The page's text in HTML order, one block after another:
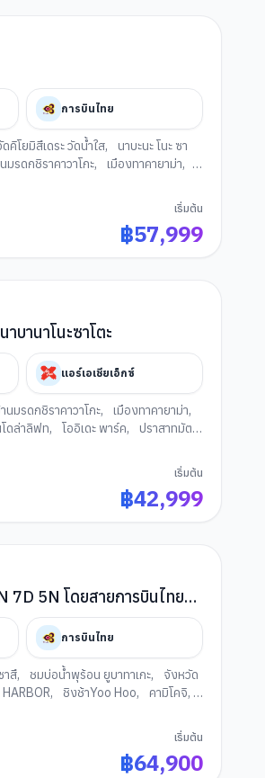
การบินไทย
ดคิโยมิสึเดระ วัดน้ำใส,
นาบะนะ โนะ ซา
มรดกชิราคาวาโกะ, เมืองทาคายาม่า,
จุดชมซากุระ สวนไมซุรุ
ช้อปปิ้งชินจู
เริ่มต้น
฿57,999
บานาโนะซาโตะ
แอร์เอเชียเอ็กซ์
นมรดกชิราคาวาโกะ, เมืองทาคายาม่า,
โดล่าลิฟท, โออิเดะ พาร์ค,
ปราสาทมัตสึ
เริ่มต้น
฿42,999
7D 5N โดยสายการบินไทย
การบินไทย
าสึ, ชมบ่อน้ำพุร้อน ยูบาทาเกะ,
จังหวัด
, ชิงช้าYoo Hoo, คามิโคจิ,
ถนนชา
ช้อป
เริ่มต้น
฿64,900